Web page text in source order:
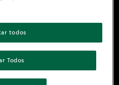
Todos
todos